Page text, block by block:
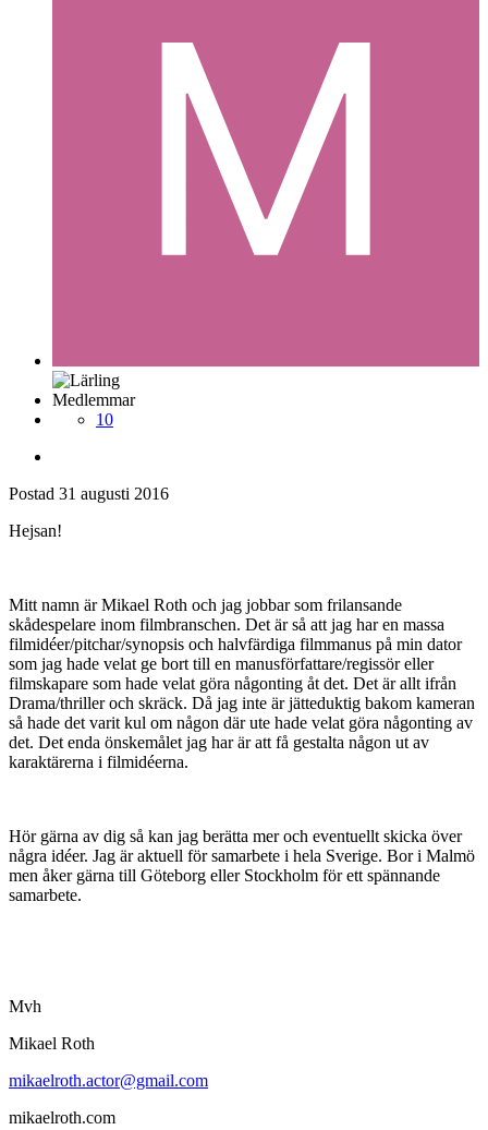
Medlemmar
10
Postad 31 augusti 2016
Hejsan!
Mitt namn är Mikael Roth och jag jobbar som frilansande
skådespelare inom filmbranschen. Det är så att jag har en massa
filmidéer/pitchar/synopsis och halvfärdiga filmmanus på min dator
som jag hade velat ge bort till en manusförfattare/regissör eller
filmskapare som hade velat göra någonting åt det. Det är allt ifrån
Drama/thriller och skräck. Då jag inte är jätteduktig bakom kameran
så hade det varit kul om någon där ute hade velat göra någonting av
det. Det enda önskemålet jag har är att få gestalta någon ut av
karaktärerna i filmidéerna.
Hör gärna av dig så kan jag berätta mer och eventuellt skicka över
några idéer. Jag är aktuell för samarbete i hela Sverige. Bor i Malmö
men åker gärna till Göteborg eller Stockholm för ett spännande
samarbete.
Mvh
Mikael Roth
mikaelroth.actor@gmail.com
mikaelroth.com